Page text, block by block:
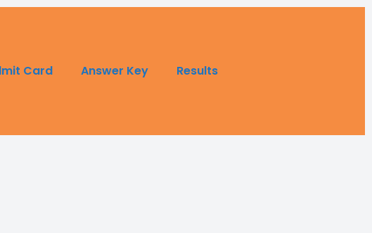
Card Answer Key Results